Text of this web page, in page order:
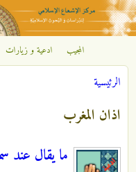
تجاوز إلى
مركز
الإشعاع
الإسلامي
المجيب ادعية و زيارات
أنت هنا
الرئيسية
اذان المغرب
ما يقال عند